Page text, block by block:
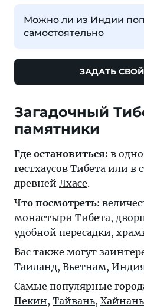
Можно ли из Индии
самостоятельно
ЗАДАТЬ
Загадочный
памятники
Где остановиться: в
гестхаусов Тибета или в
древней Лхасе.
Что посмотреть:
монастыри Тибета,
удобной пересадки,
Вас также могут
Таиланд, Вьетнам,
Самые популярные
Пекин, Тайвань, Хайнань